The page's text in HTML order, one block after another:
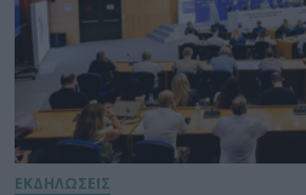
ΕΚΔΗΛΩΣΕΙΣ